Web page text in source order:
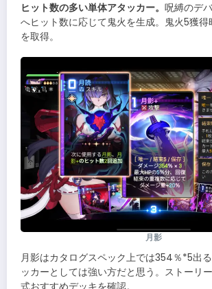
ヒット数の多い単体アタッカー。 呪縛のデ
へヒット数に応じて鬼火を生成。鬼火5獲得
を取得。
月影
月影はカタログスペック上では354％*5出
ッカーとしては強い方だと思う。ストーリ